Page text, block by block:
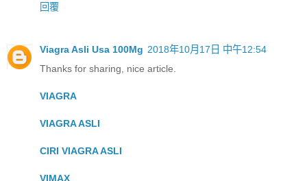
回覆
Viagra Asli Usa 100Mg 2018年10月17日 中午12:54
Thanks for sharing, nice article.
VIAGRA
VIAGRA ASLI
CIRI VIAGRA ASLI
VIMAX